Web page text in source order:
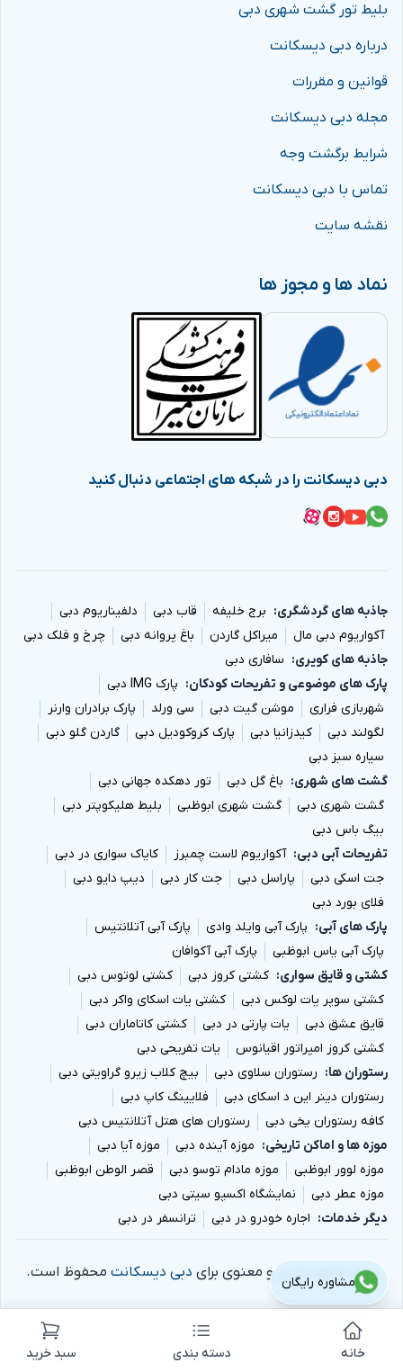
بلیط تور گشت شهری دبی
درباره دبی دیسکانت
قوانین و مقررات
مجله دبی دیسکانت
شرایط برگشت وجه
تماس با دبی دیسکانت
نقشه سایت
نماد ها و مجوز ها
دبی دیسکانت را در شبکه های اجتماعی دنبال کنید
جاذبه های گردشگری برج خلیفه قاب دبی
دلفیناریوم دبی
آکواریوم دبی مال
میراکل گاردن باغ پروانه دبی
چرخ و فلک دبی
جاذبه های کویری
سافاری دبی
پارک های موضوعی و تفریحات کودکان
پارک IMG دبی
شهربازی فراری
موشن گیت دبی سی ورلد
پارک برادران وارنر
لگولند دبی
کیدزانیا دبی پارک کروکودیل دبی
گاردن گلو دبی
سیاره سبز دبی
گشت های شهری
باغ گل دبی
تور دهکده جهانی دبی
گشت شهری دبی
گشت شهری ابوظبی
بلیط هلیکوپتر دبی
بیگ باس دبی
تفریحات آبی دبی
آکواریوم لاست چمبرز
کایاک سواری در دبی
جت اسکی دبی
پاراسل دبی جت کار دبی
دیپ دایو دبی
فلای بورد دبی
پارک های آبی
پارک آبی وایلد وادی
پارک آبی آتلانتیس
پارک آبی یاس ابوظبی
پارک آبی آکوافان
کشتی و قایق سواری
کشتی کروز دبی
کشتی لوتوس دبی
کشتی سوپر یات لوکس دبی
کشتی یات اسکای واکر دبی
قایق عشق دبی
یات پارتی در دبی
کشتی کاتاماران دبی
کشتی کروز امپراتور اقیانوس
یات تفریحی دبی
رستوران ها
رستوران سلاوی دبی
بیچ کلاب زیرو گراویتی دبی
رستوران دینر این د اسکای دبی
فلایینگ کاپ دبی
کافه رستوران یخی دبی
رستوران های هتل آتلانتیس دبی
موزه ها و اماکن تاریخی
موزه آینده دبی
موزه آیا دبی
موزه لوور ابوظبی
موزه مادام توسو دبی
قصر الوطن ابوظبی
موزه عطر دبی
نمایشگاه اکسپو سیتی دبی
دیگر خدمات
اجاره خودرو در دبی ترانسفر در دبی
تمام حقوق مادی و معنوی برای دبی دیسکانت محفوظ است.
مشاوره رایگان
خانه دسته بندی سبد خرید